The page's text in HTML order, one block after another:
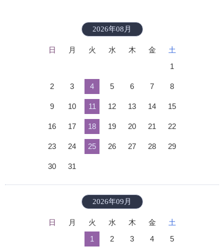
2026年08月
日 月 火 水 木 金
土
1
2 3 4 5 6 7 8
9 10 11 12 13 14 15
16 17 18 19 20 21 22
23 24 25 26 27 28 29
30 31
2026年09月
日 月 火 水 木 金
土
1
2 3 4 5